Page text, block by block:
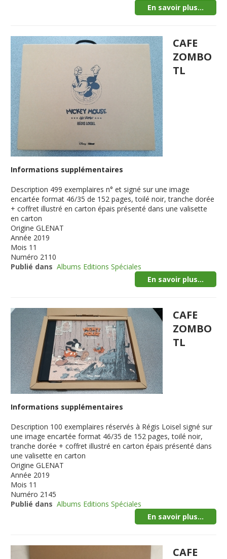
En savoir plus...
CAFE
ZOMBO
TL
Informations supplémentaires
Description 499 exemplaires n° et signé sur une image
encartée format 46/35 de 152 pages, toilé noir, tranche dorée
+ coffret illustré en carton épais présenté dans une valisette
en carton
Origine GLENAT
Année 2019
Mois 11
Numéro 2110
Publié dans Albums Editions Spéciales
En savoir plus...
CAFE
ZOMBO
TL
Informations supplémentaires
Description 100 exemplaires réservés à Régis Loisel signé sur
une image encartée format 46/35 de 152 pages, toilé noir,
tranche dorée + coffret illustré en carton épais présenté dans
une valisette en carton
Origine GLENAT
Année 2019
Mois 11
Numéro 2145
Publié dans Albums Editions Spéciales
En savoir plus...
CAFE